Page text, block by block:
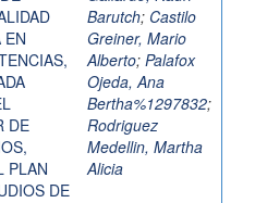
EN
DE
PLAN
DE
Barutch; Castilo
Greiner, Mario
Alberto; Palafox
Ojeda, Ana
Bertha%1297832;
Rodriguez
Medellin, Martha
Alicia